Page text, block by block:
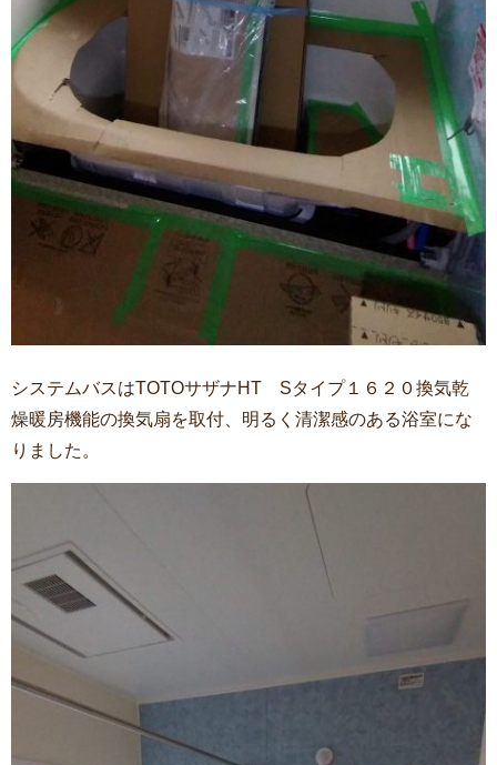
システムバスはTOTOサザナHT Sタイプ１６２０換気乾
燥暖房機能の換気扇を取付、明るく清潔感のある浴室にな
りました。